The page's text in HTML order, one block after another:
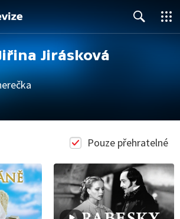
Jirásková
Pouze přehratelné